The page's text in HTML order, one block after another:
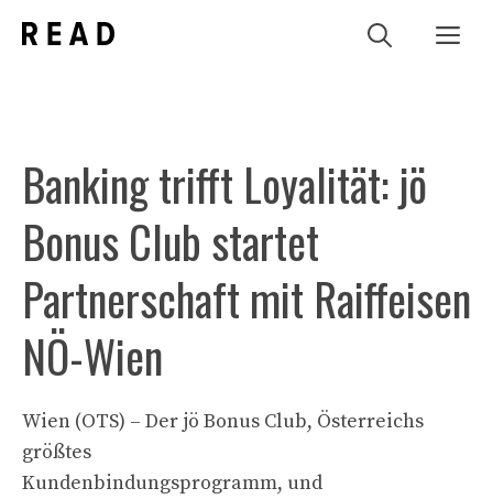
Inhalt
Banking trifft Loyalität: jö
Bonus Club startet
Partnerschaft mit Raiffeisen
NÖ-Wien
Wien (OTS) – Der jö Bonus Club, Österreichs
größtes
Kundenbindungsprogramm, und